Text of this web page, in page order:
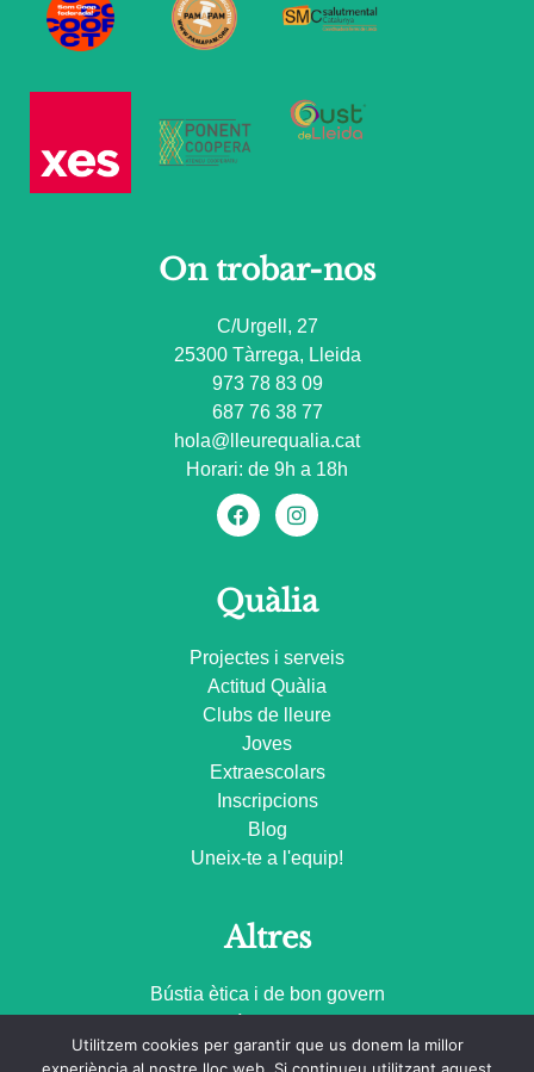
On trobar-nos
C/Urgell, 27
25300 Tàrrega, Lleida
973 78 83 09
687 76 38 77
hola@lleurequalia.cat
Horari: de 9h a 18h
Quàlia
Projectes i serveis
Actitud Quàlia
Clubs de lleure
Joves
Extraescolars
Inscripcions
Blog
Uneix-te a l'equip!
Altres
Bústia ètica i de bon govern
Politica de privacitat
Utilitzem cookies per garantir que us donem la millor